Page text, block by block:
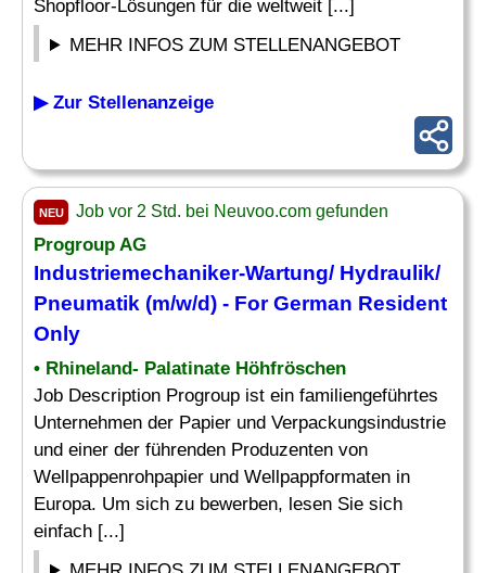
Shopfloor-Lösungen für die weltweit [...]
MEHR INFOS ZUM STELLENANGEBOT
▶ Zur Stellenanzeige
NEU Job vor 2 Std. bei Neuvoo.com gefunden
Progroup AG
Industriemechaniker-Wartung/ Hydraulik/
Pneumatik (m/w/d) - For German Resident
Only
• Rhineland- Palatinate Höhfröschen
Job Description Progroup ist ein familiengeführtes
Unternehmen der Papier und Verpackungsindustrie
und einer der führenden Produzenten von
Wellpappenrohpapier und Wellpappformaten in
Europa. Um sich zu bewerben, lesen Sie sich
einfach [...]